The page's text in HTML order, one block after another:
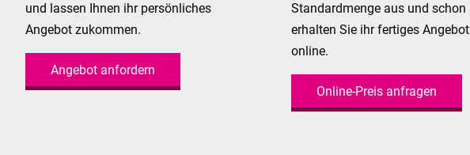
und lassen Ihnen ihr persönliches
Angebot zukommen.
Angebot anfordern
Standardmenge aus und schon
erhalten Sie ihr fertiges Angebot
online.
Online-Preis anfragen